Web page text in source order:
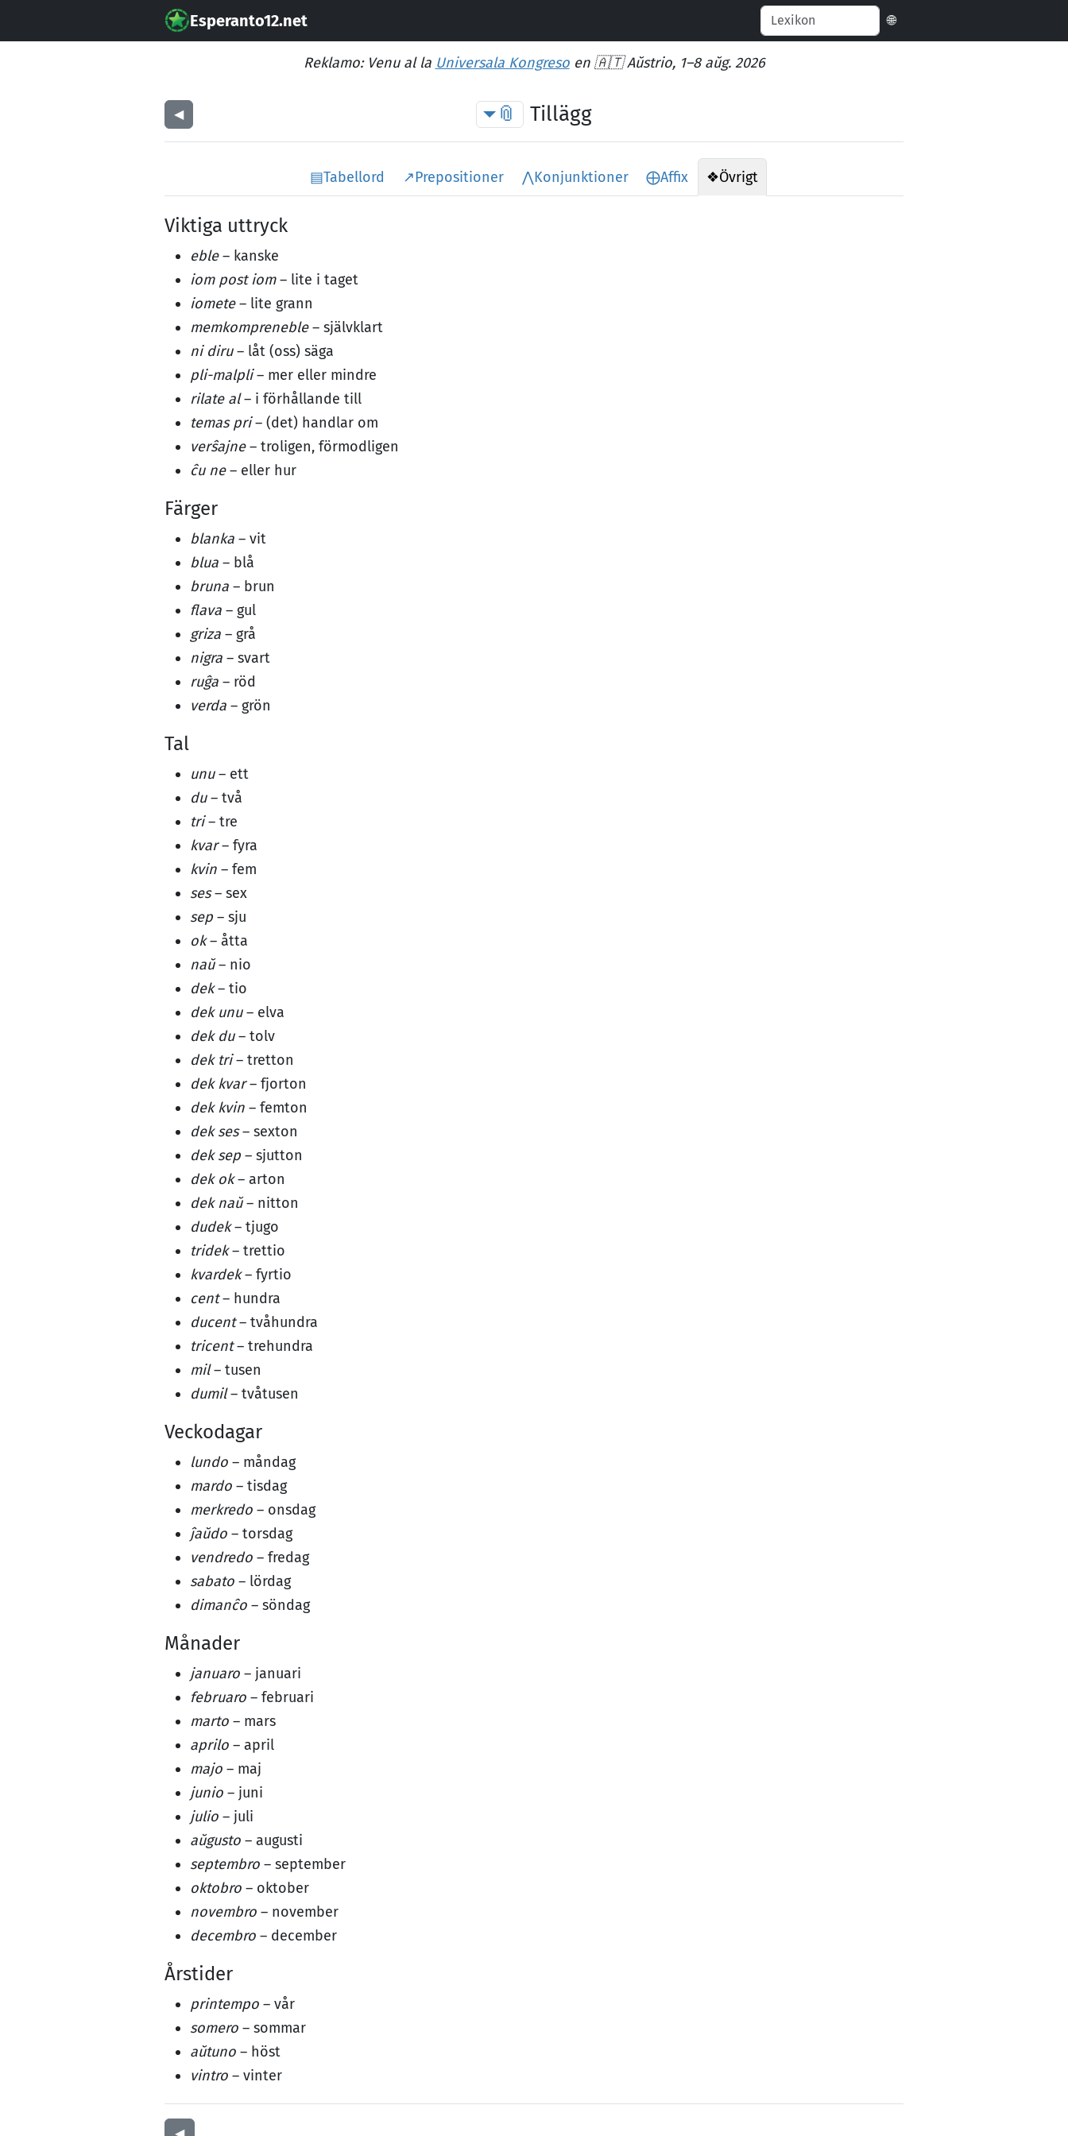
Esperanto12.net 🌐
Reklamo: Venu al la Universala Kongresoen 🇦🇹 Aŭstrio, 1–8 aŭg. 2026
◀︎ 📎 Tillägg
▤Tabellord ↗Prepositioner ⋀Konjunktioner ⨁Affix ❖Övrigt
Viktiga uttryck
eble– kanske
iom post iom– lite i taget
iomete– lite grann
memkompreneble– självklart
ni diru– låt (oss) säga
pli-malpli– mer eller mindre
rilate al– i förhållande till
temas pri– (det) handlar om
verŝajne– troligen, förmodligen
ĉu ne– eller hur
Färger
blanka – vit
blua – blå
bruna – brun
flava – gul
griza – grå
nigra – svart
ruĝa – röd
verda – grön
Tal
unu– ett
du– två
tri– tre
kvar– fyra
kvin – fem
ses– sex
sep – sju
ok– åtta
naŭ– nio
dek– tio
dek unu– elva
dek du– tolv
dek tri– tretton
dek kvar– fjorton
dek kvin – femton
dek ses– sexton
dek sep – sjutton
dek ok– arton
dek naŭ– nitton
dudek– tjugo
tridek– trettio
kvardek– fyrtio
cent– hundra
ducent– tvåhundra
tricent– trehundra
mil– tusen
dumil– tvåtusen
Veckodagar
lundo – måndag
mardo – tisdag
merkredo – onsdag
ĵaŭdo – torsdag
vendredo – fredag
sabato – lördag
dimanĉo – söndag
Månader
januaro – januari
februaro – februari
marto – mars
aprilo – april
majo – maj
junio – juni
julio – juli
aŭgusto – augusti
septembro – september
oktobro – oktober
novembro – november
decembro – december
Årstider
printempo – vår
somero – sommar
aŭtuno – höst
vintro – vinter